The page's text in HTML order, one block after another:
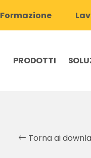
Formazione
PRODOTTI
Torna ai